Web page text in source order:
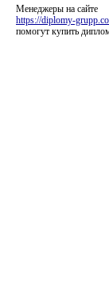
Менеджеры на сайте
https://diplomy-
помогут купить